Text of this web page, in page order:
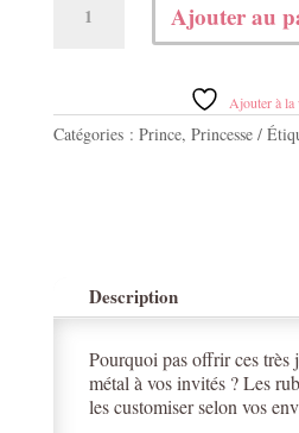
Ajouter au
Ajouter à
Catégories : Prince, Princesse
Description
Pourquoi pas offrir ces très
métal à vos invités ? Les
les customiser selon vos